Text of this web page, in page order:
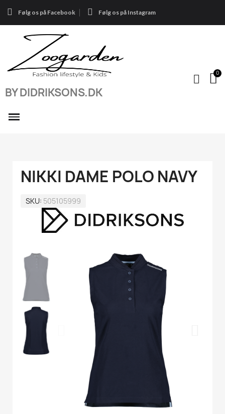
Følg os på Facebook Følg os på Instagram
BY DIDRIKSONS.DK
NIKKI DAME POLO NAVY
SKU 505105999